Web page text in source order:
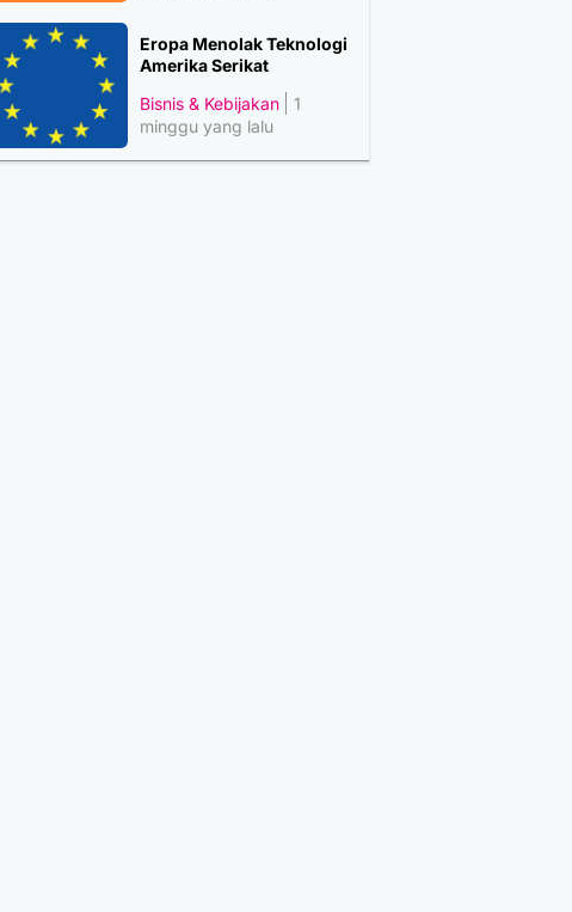
Eropa Menolak Teknologi
Amerika Serikat
Bisnis & Kebijakan
1
minggu yang lalu